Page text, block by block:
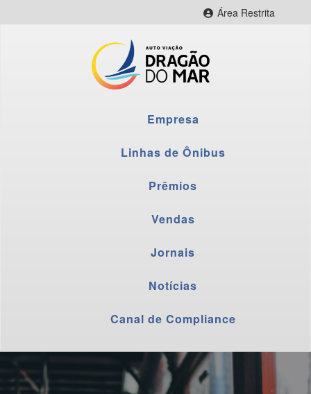
Área Restrita
CityBus Combustível
CityBus Colaborador
Empresa
Linhas de Ônibus
Prêmios
Vendas
Jornais
Notícias
Canal de Compliance